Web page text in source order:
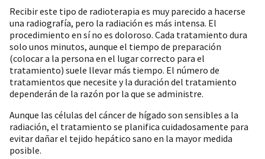
Recibir este tipo de radioterapia es muy parecido a hacerse
una radiografía, pero la radiación es más intensa. El
procedimiento en sí no es doloroso. Cada tratamiento dura
solo unos minutos, aunque el tiempo de preparación
(colocar a la persona en el lugar correcto para el
tratamiento) suele llevar más tiempo. El número de
tratamientos que necesite y la duración del tratamiento
dependerán de la razón por la que se administre.
Aunque las células del cáncer de hígado son sensibles a la
radiación, el tratamiento se planifica cuidadosamente para
evitar dañar el tejido hepático sano en la mayor medida
posible.